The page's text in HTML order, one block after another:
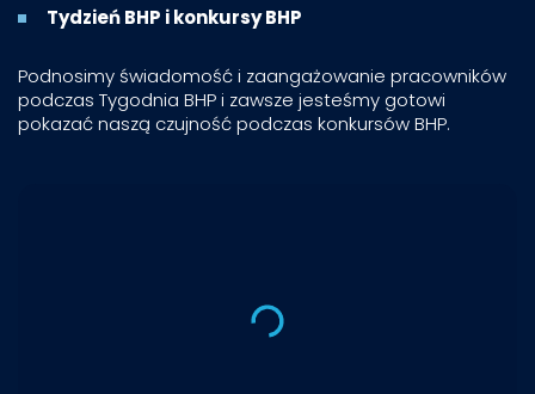
Tydzień BHP i konkursy BHP
Podnosimy świadomość i zaangażowanie pracowników
podczas Tygodnia BHP i zawsze jesteśmy gotowi
pokazać naszą czujność podczas konkursów BHP.